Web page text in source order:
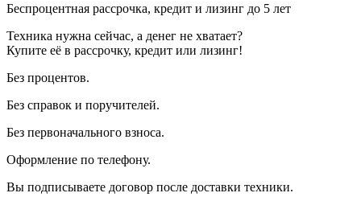
Беспроцентная рассрочка, кредит и лизинг до 5 лет
Техника нужна сейчас, а денег не хватает?
Купите её в рассрочку, кредит или лизинг!
Без процентов.
Без справок и поручителей.
Без первоначального взноса.
Оформление по телефону.
Вы подписываете договор после доставки техники.